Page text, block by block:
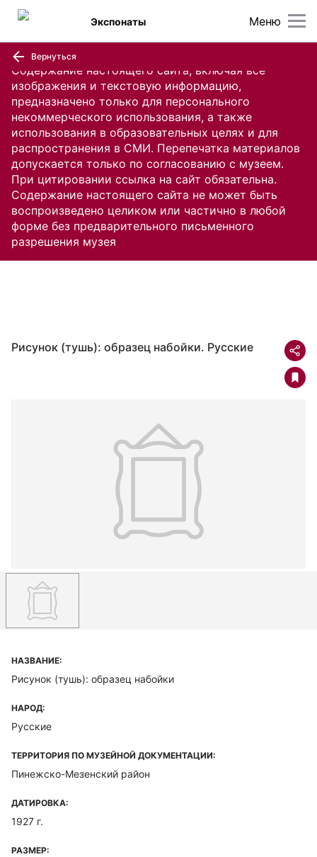
Содержание настоящего сайта, включая все
изображения и текстовую информацию,
предназначено только для персонального
некоммерческого использования, а также
использования в образовательных целях и для
распространения в СМИ. Перепечатка материалов
допускается только по согласованию с музеем.
При цитировании ссылка на сайт обязательна.
Содержание настоящего сайта не может быть
воспроизведено целиком или частично в любой
форме без предварительного письменного
разрешения музея
Меню
Экспонаты
Вернуться
Рисунок (тушь): образец набойки. Русские
НАЗВАНИЕ:
Рисунок (тушь): образец набойки
НАРОД:
Русские
ТЕРРИТОРИЯ ПО МУЗЕЙНОЙ ДОКУМЕНТАЦИИ:
Пинежско-Мезенский район
ДАТИРОВКА:
1927 г.
РАЗМЕР: